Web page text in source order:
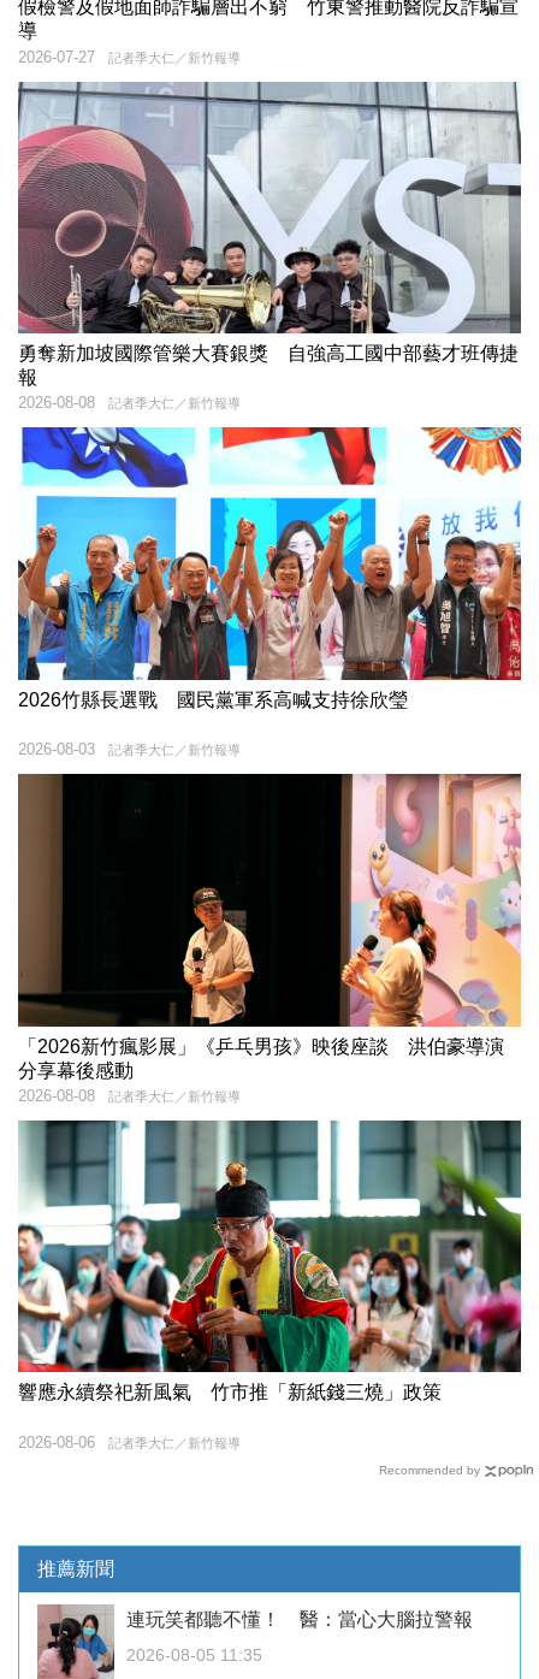
假檢警及假地面師詐騙層出不窮 竹東警推動醫院反詐騙宣
導
記者季大仁／新竹報導
2026-07-27
勇奪新加坡國際管樂大賽銀獎 自強高工國中部藝才班傳捷
報
記者季大仁／新竹報導
2026-08-08
2026竹縣長選戰 國民黨軍系高喊支持徐欣瑩
記者季大仁／新竹報導
2026-08-03
「2026新竹瘋影展」《乒乓男孩》映後座談 洪伯豪導演
分享幕後感動
記者季大仁／新竹報導
2026-08-08
響應永續祭祀新風氣 竹市推「新紙錢三燒」政策
記者季大仁／新竹報導
2026-08-06
Recommended by
推薦新聞
連玩笑都聽不懂！ 醫：當心大腦拉警報
2026-08-05 11:35